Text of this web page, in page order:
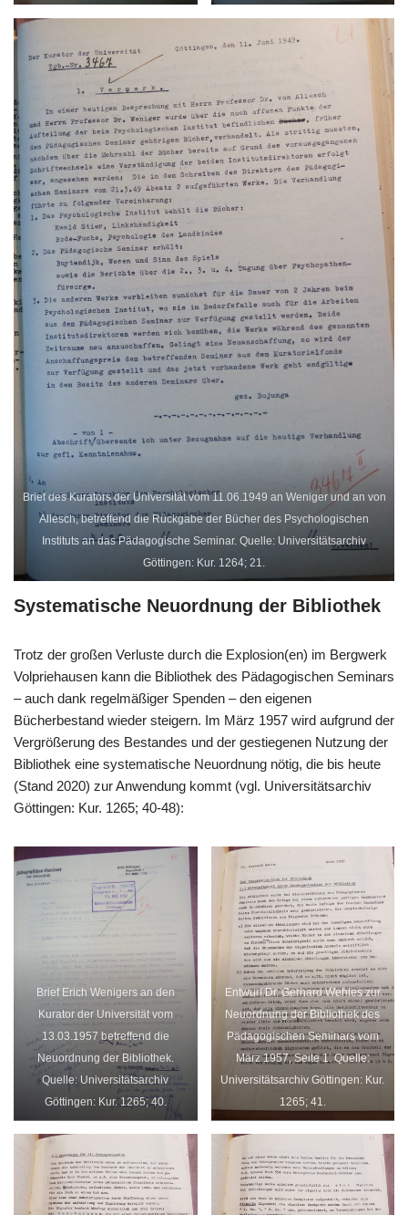
Brief des Kurators der Universität vom 11.06.1949 an Weniger und an von
Allesch, betreffend die Rückgabe der Bücher des Psychologischen
Instituts an das Pädagogische Seminar. Quelle: Universitätsarchiv
Göttingen: Kur. 1264; 21.
Systematische Neuordnung der Bibliothek
Trotz der großen Verluste durch die Explosion(en) im Bergwerk
Volpriehausen kann die Bibliothek des Pädagogischen Seminars
– auch dank regelmäßiger Spenden – den eigenen
Bücherbestand wieder steigern. Im März 1957 wird aufgrund der
Vergrößerung des Bestandes und der gestiegenen Nutzung der
Bibliothek eine systematische Neuordnung nötig, die bis heute
(Stand 2020) zur Anwendung kommt (vgl. Universitätsarchiv
Göttingen: Kur. 1265; 40-48):
Brief Erich Wenigers an den
Kurator der Universität vom
13.03.1957 betreffend die
Neuordnung der Bibliothek.
Quelle: Universitätsarchiv
Göttingen: Kur. 1265; 40.
Entwurf Dr. Gerhard Wehles zur
Neuordnung der Bibliothek des
Pädagogischen Seminars vom
März 1957, Seite 1. Quelle:
Universitätsarchiv Göttingen: Kur.
1265; 41.